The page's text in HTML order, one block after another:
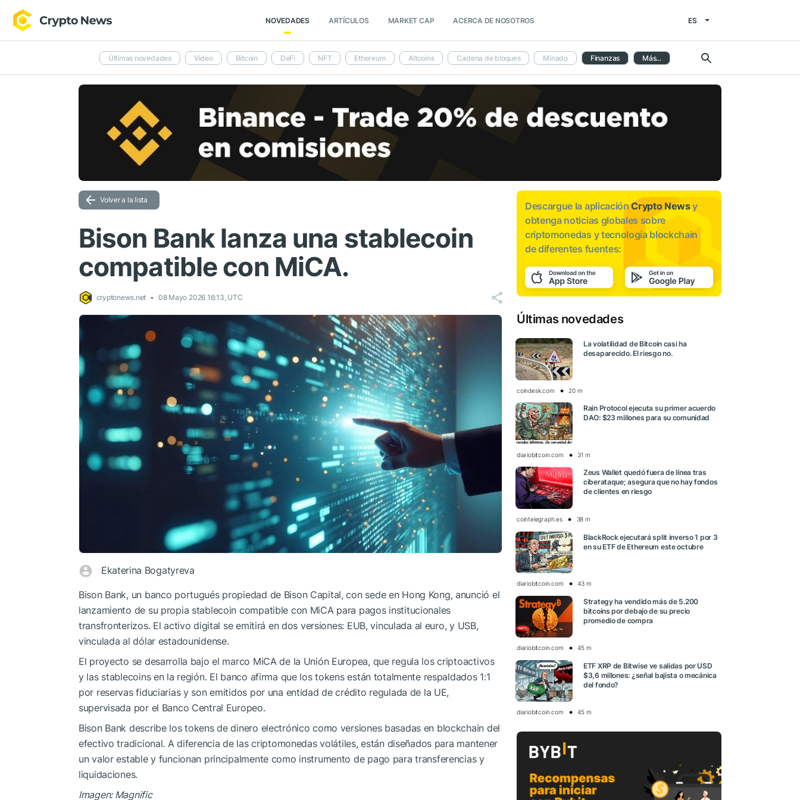
NOVEDADES ARTÍCULOS MARKET CAP ACERCA DE NOSOTROS ES
Últimas novedades Video Bitcoin DeFi NFT Ethereum Altcoins Cadena de bloques Minado Finanzas Más...
Volver a la lista
Bison Bank lanza una stablecoin
compatible con MiCA.
cryptonews.net 08 Mayo 2026 16:13, UTC
Ekaterina Bogatyreva
Bison Bank, un banco portugués propiedad de Bison Capital, con sede en Hong Kong, anunció el
lanzamiento de su propia stablecoin compatible con MiCA para pagos institucionales
transfronterizos. El activo digital se emitirá en dos versiones: EUB, vinculada al euro, y USB,
vinculada al dólar estadounidense.
El proyecto se desarrolla bajo el marco MiCA de la Unión Europea, que regula los criptoactivos
y las stablecoins en la región. El banco afirma que los tokens están totalmente respaldados 1:1
por reservas fiduciarias y son emitidos por una entidad de crédito regulada de la UE,
supervisada por el Banco Central Europeo.
Bison Bank describe los tokens de dinero electrónico como versiones basadas en blockchain del
efectivo tradicional. A diferencia de las criptomonedas volátiles, están diseñados para mantener
un valor estable y funcionan principalmente como instrumento de pago para transferencias y
liquidaciones.
Imagen: Magnific
Descargue la aplicaciónCrypto Newsy
obtenga noticias globales sobre
criptomonedas y tecnología blockchain
de diferentes fuentes:
Últimas novedades
La volatilidad de Bitcoin casi ha
desaparecido. El riesgo no.
coindesk.com 20 m
Rain Protocol ejecuta su primer acuerdo
DAO: $23 millones para su comunidad
diariobitcoin.com 31 m
Zeus Wallet quedó fuera de línea tras
ciberataque; asegura que no hay fondos
de clientes en riesgo
cointelegraph.es 38 m
BlackRock ejecutará split inverso 1 por 3
en su ETF de Ethereum este octubre
diariobitcoin.com 43 m
Strategy ha vendido más de 5.200
bitcoins por debajo de su precio
promedio de compra
diariobitcoin.com 45 m
ETF XRP de Bitwise ve salidas por USD
$3,6 millones: ¿señal bajista o mecánica
del fondo?
diariobitcoin.com 45 m